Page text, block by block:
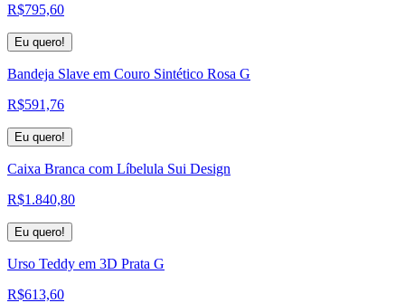
R$795,60
Eu quero!
Bandeja Slave em Couro Sintético Rosa G
R$591,76
Eu quero!
Caixa Branca com Líbelula Sui Design
R$1.840,80
Eu quero!
Urso Teddy em 3D Prata G
R$613,60